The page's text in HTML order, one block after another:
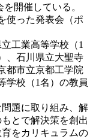
を開催している。
使った発表会（ポ
工業高等学校（1
、石川県立大聖寺
都市立京都工学院
学校（1名）の教員
題に取り組み、解
とで解決策を創出
をカリキュラムの